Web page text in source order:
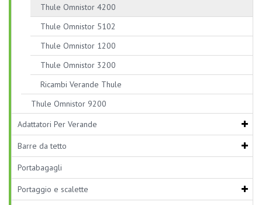
Thule Omnistor 4200
Thule Omnistor 5102
Thule Omnistor 1200
Thule Omnistor 3200
Ricambi Verande Thule
Thule Omnistor 9200
Adattatori Per Verande
Barre da tetto
Portabagagli
Portaggio e scalette